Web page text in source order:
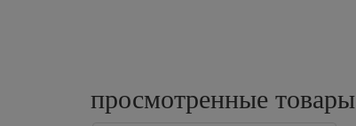
просмотренные товары